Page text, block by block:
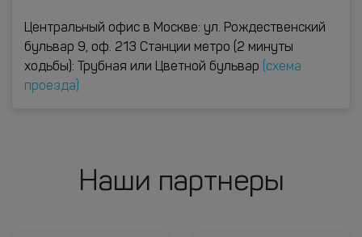
Центральный офис в Москве: ул. Рождественский
бульвар 9, оф. 213 Станции метро (2 минуты
ходьбы): Трубная или Цветной бульвар
(схема
проезда)
Наши партнеры